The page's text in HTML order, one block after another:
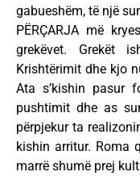
gabueshëm, të një
PËRÇARJA më
grekëvet. Grekët
Krishtërimit dhe kjo
Ata s’kishin pasur
pushtimit dhe as
përpjekur ta
kishin arritur. Roma
marrë shumë prej